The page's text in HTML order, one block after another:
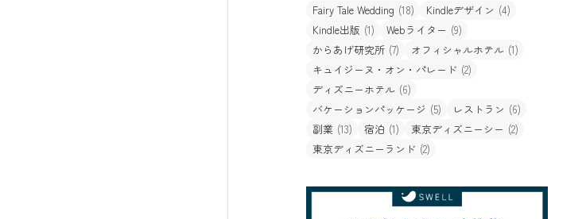
Fairy Tale Wedding (18) Kindleデザイン (4)
Kindle出版 (1) Webライター (9)
からあげ研究所 (7) オフィシャルホテル (1)
キュイジーヌ・オン・パレード (2)
ディズニーホテル (6)
バケーションパッケージ (5) レストラン (6)
副業 (13) 宿泊 (1) 東京ディズニーシー (2)
東京ディズニーランド (2)